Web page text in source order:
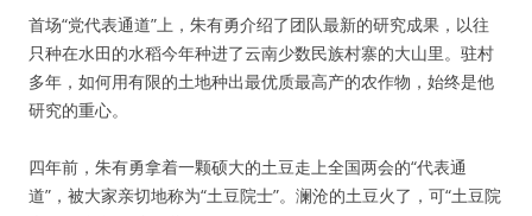
首场“党代表通道”上，朱有勇介绍了团队最新的研究成果，以往
只种在水田的水稻今年种进了云南少数民族村寨的大山里。驻村
多年，如何用有限的土地种出最优质最高产的农作物，始终是他
研究的重心。
四年前，朱有勇拿着一颗硕大的土豆走上全国两会的“代表通
道”，被大家亲切地称为“土豆院士”。澜沧的土豆火了，可“土豆院